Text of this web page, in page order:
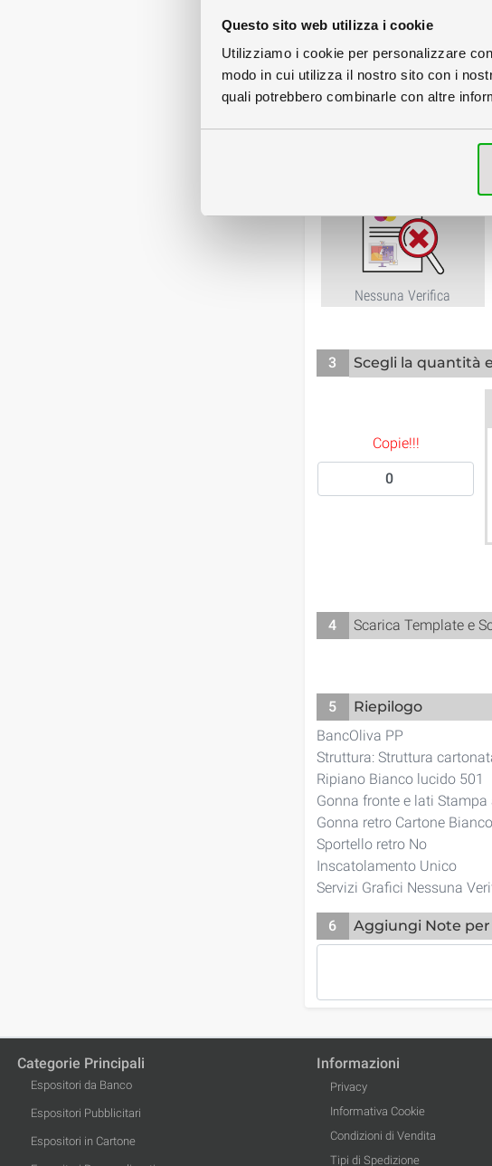
Questo sito web utilizza i cookie
Utilizziamo i cookie per personalizzare
modo in cui utilizza il nostro sito con i
quali potrebbero combinarle con altre
Inscatolati singolarmente
Nessuna Verifica
3 Scegli la quantità
Copie!!!
4
Scarica Template e
5
Riepilogo
BancOliva PP
Struttura: Struttura
Ripiano Bianco lucido 501
Gonna fronte e lati Stampa
Gonna retro Cartone Bianco
Sportello retro No
Inscatolamento Unico
Servizi Grafici Nessuna
6 Aggiungi Note
Categorie Principali
Espositori da Banco
Espositori Pubblicitari
Espositori in Cartone
Informazioni
Privacy
Informativa Cookie
Condizioni di Vendita
Tipi di Spedizione